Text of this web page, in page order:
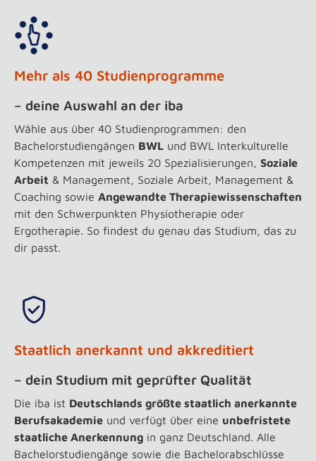
Mehr als 40 Studienprogramme
– deine Auswahl an der iba
Wähle aus über 40 Studienprogrammen: den
Bachelorstudiengängen BWL und BWL Interkulturelle
Kompetenzen mit jeweils 20 Spezialisierungen, Soziale
Arbeit & Management, Soziale Arbeit, Management &
Coaching sowie Angewandte Therapiewissenschaften
mit den Schwerpunkten Physiotherapie oder
Ergotherapie. So findest du genau das Studium, das zu
dir passt.
Staatlich anerkannt und akkreditiert
– dein Studium mit geprüfter Qualität
Die iba ist Deutschlands größte staatlich anerkannte
Berufsakademie und verfügt über eine unbefristete
staatliche Anerkennung in ganz Deutschland. Alle
Bachelorstudiengänge sowie die Bachelorabschlüsse